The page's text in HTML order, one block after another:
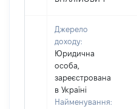
Джерело
доходу:
Юридична
особа,
зареєстрована
в Україні
Найменування: